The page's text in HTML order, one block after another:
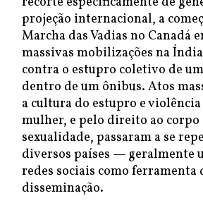
projeção internacional, a
Marcha das Vadias no Canadá
massivas mobilizações na
contra o estupro coletivo de
dentro de um ônibus. Atos
a cultura do estupro e
mulher, e pelo direito ao corpo
sexualidade, passaram a se
diversos países — geralmente
redes sociais como ferramenta
disseminação.